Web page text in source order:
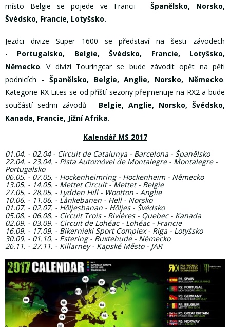
místo Belgie se pojede ve Francii - Španělsko, Norsko,
Švédsko, Francie, Lotyšsko.
Jezdci divize Super 1600 se představí na šesti závodech
- Portugalsko, Belgie, Švédsko, Francie, Lotyšsko,
Německo. V divizi Touringcar se bude závodit opět na pěti
podnicích - Španělsko, Belgie, Anglie, Norsko, Německo.
Kategorie RX Lites se od příští sezony přejmenuje na RX2 a bude
součástí sedmi závodů - Belgie, Anglie, Norsko, Švédsko,
Kanada, Francie, Jižní Afrika.
Kalendář MS 2017
01.04. - 02.04 - Circuit de Catalunya - Barcelona - Španělsko
22.04. - 23.04. - Pista Automóvel de Montalegre - Montalegre -
Portugalsko
06.05. - 07.05. - Hockenheimring - Hockenheim - Německo
13.05. - 14.05. - Mettet Circuit - Mettet - Belgie
27.05. - 28.05. - Lydden Hill- Wootton - Anglie
10.06. - 11.06. - Lånkebanen - Hell - Norsko
01.07. - 02.07. - Höljesbanan - Höljes - Švédsko
05.08. - 06.08. - Circuit Trois - Riviéres - Quebec - Kanada
02.09. - 03.09. - Circuit de Lohéac - Lohéac - Francie
16.09. - 17.09. - Bikernieki Sport Complex - Riga - Lotyšsko
30.09. - 01.10. - Estering - Buxtehude - Německo
26.11. - 27.11. - Killarney - Kapské Město - JAR